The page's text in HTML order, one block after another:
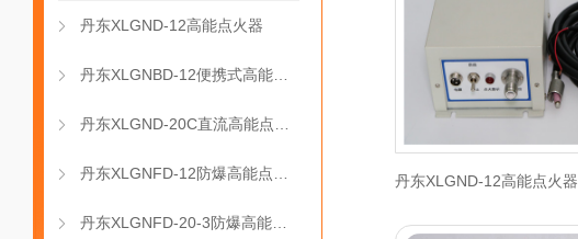
丹东XLGND-12高能点火器
丹东XLGND-12高能点火器